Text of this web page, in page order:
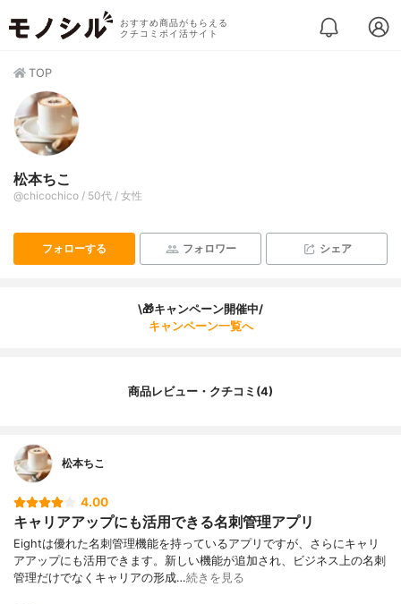
おすすめ商品がもらえる
クチコミポイ活サイト
TOP
松本ちこ
@chicochico / 50代 / 女性
フォローする フォロワー シェア
\🎁キャンペーン開催中/
キャンペーン一覧へ
商品レビュー・クチコミ(4)
松本ちこ
4.00
キャリアアップにも活用できる名刺管理アプリ
Eightは優れた名刺管理機能を持っているアプリですが、さらにキャリ
アアップにも活用できます。新しい機能が追加され、ビジネス上の名刺
管理だけでなくキャリアの形成…続きを見る